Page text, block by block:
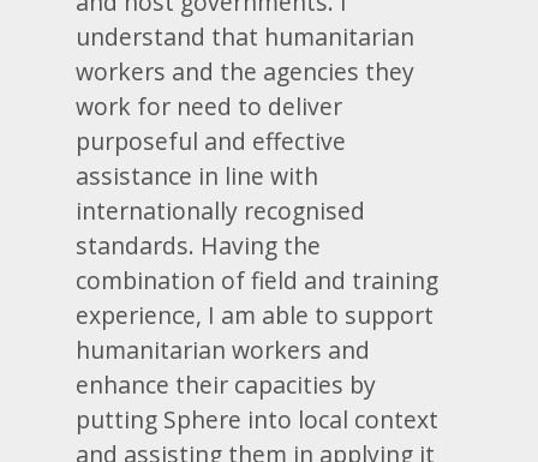
understand that humanitarian
workers and the agencies they
work for need to deliver
purposeful and effective
assistance in line with
internationally recognised
standards. Having the
combination of field and training
experience, I am able to support
humanitarian workers and
enhance their capacities by
putting Sphere into local context
and assisting them in applying it